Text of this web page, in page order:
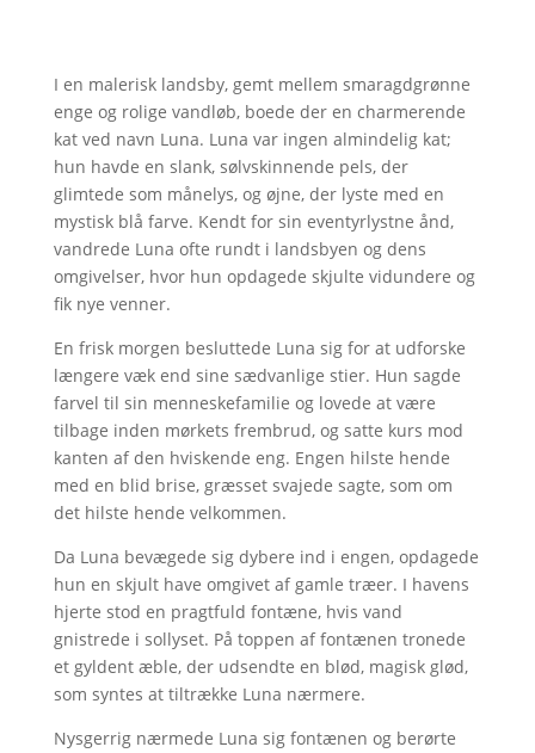
I en malerisk landsby, gemt mellem smaragdgrønne
enge og rolige vandløb, boede der en charmerende
kat ved navn Luna. Luna var ingen almindelig kat;
hun havde en slank, sølvskinnende pels, der
glimtede som månelys, og øjne, der lyste med en
mystisk blå farve. Kendt for sin eventyrlystne ånd,
vandrede Luna ofte rundt i landsbyen og dens
omgivelser, hvor hun opdagede skjulte vidundere og
fik nye venner.
En frisk morgen besluttede Luna sig for at udforske
længere væk end sine sædvanlige stier. Hun sagde
farvel til sin menneskefamilie og lovede at være
tilbage inden mørkets frembrud, og satte kurs mod
kanten af den hviskende eng. Engen hilste hende
med en blid brise, græsset svajede sagte, som om
det hilste hende velkommen.
Da Luna bevægede sig dybere ind i engen, opdagede
hun en skjult have omgivet af gamle træer. I havens
hjerte stod en pragtfuld fontæne, hvis vand
gnistrede i sollyset. På toppen af fontænen tronede
et gyldent æble, der udsendte en blød, magisk glød,
som syntes at tiltrække Luna nærmere.
Nysgerrig nærmede Luna sig fontænen og berørte